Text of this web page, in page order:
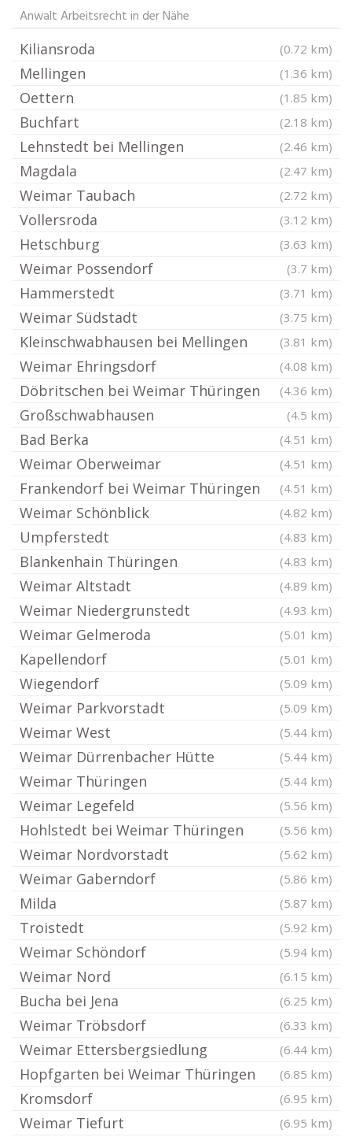
Anwalt Arbeitsrecht in der Nähe
Kiliansroda (0.72 km)
Mellingen (1.36 km)
Oettern (1.85 km)
Buchfart (2.18 km)
Lehnstedt bei Mellingen (2.46 km)
Magdala (2.47 km)
Weimar Taubach (2.72 km)
Vollersroda (3.12 km)
Hetschburg (3.63 km)
Weimar Possendorf (3.7 km)
Hammerstedt (3.71 km)
Weimar Südstadt (3.75 km)
Kleinschwabhausen bei Mellingen (3.81 km)
Weimar Ehringsdorf (4.08 km)
Döbritschen bei Weimar Thüringen (4.36 km)
Großschwabhausen (4.5 km)
Bad Berka (4.51 km)
Weimar Oberweimar (4.51 km)
Frankendorf bei Weimar Thüringen (4.51 km)
Weimar Schönblick (4.82 km)
Umpferstedt (4.83 km)
Blankenhain Thüringen (4.83 km)
Weimar Altstadt (4.89 km)
Weimar Niedergrunstedt (4.93 km)
Weimar Gelmeroda (5.01 km)
Kapellendorf (5.01 km)
Wiegendorf (5.09 km)
Weimar Parkvorstadt (5.09 km)
Weimar West (5.44 km)
Weimar Dürrenbacher Hütte (5.44 km)
Weimar Thüringen (5.44 km)
Weimar Legefeld (5.56 km)
Hohlstedt bei Weimar Thüringen (5.56 km)
Weimar Nordvorstadt (5.62 km)
Weimar Gaberndorf (5.86 km)
Milda (5.87 km)
Troistedt (5.92 km)
Weimar Schöndorf (5.94 km)
Weimar Nord (6.15 km)
Bucha bei Jena (6.25 km)
Weimar Tröbsdorf (6.33 km)
Weimar Ettersbergsiedlung (6.44 km)
Hopfgarten bei Weimar Thüringen (6.85 km)
Kromsdorf (6.95 km)
Weimar Tiefurt (6.95 km)